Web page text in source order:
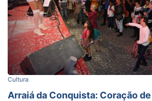
Cultura
Arraiá da Conquista: Coração de